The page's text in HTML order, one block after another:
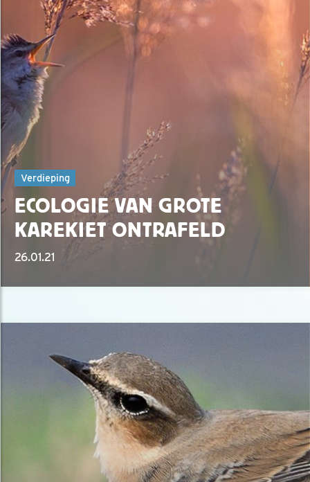
Verdieping
ECOLOGIE VAN GROTE
KAREKIET ONTRAFELD
26.01.21